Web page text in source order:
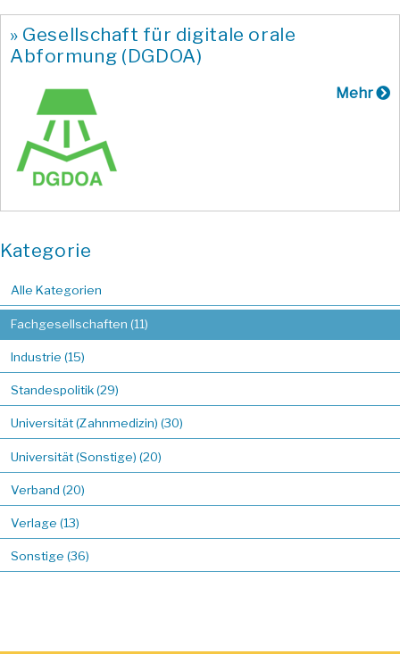
» Gesellschaft für digitale orale
Abformung (DGDOA)
Mehr
Kategorie
Alle Kategorien
Fachgesellschaften (11)
Industrie (15)
Standespolitik (29)
Universität (Zahnmedizin) (30)
Universität (Sonstige) (20)
Verband (20)
Verlage (13)
Sonstige (36)